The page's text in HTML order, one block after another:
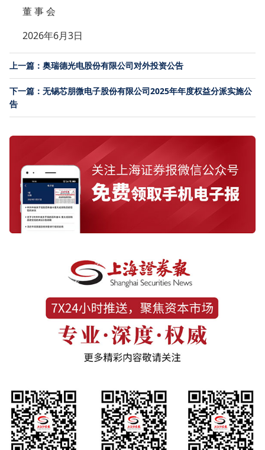
董 事 会
2026年6月3日
上一篇：奥瑞德光电股份有限公司对外投资公告
下一篇：无锡芯朋微电子股份有限公司2025年年度权益分派实施公
告